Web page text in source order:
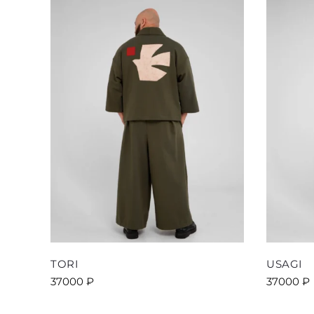
выбрать
на
странице
товара.
TORI
37000 ₽
USAGI
37000 ₽